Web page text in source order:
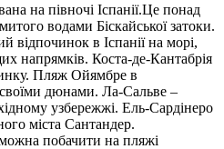
на півночі Іспанії.Це понад
водами Біскайської затоки.
в Іспанії на морі,
напрямків. Коста-де-Кантабрія
Пляж Ойямбре в
дюнами. Ла-Сальве –
узбережжі. Ель-Сардінеро
міста Сантандер.
побачити на пляжі